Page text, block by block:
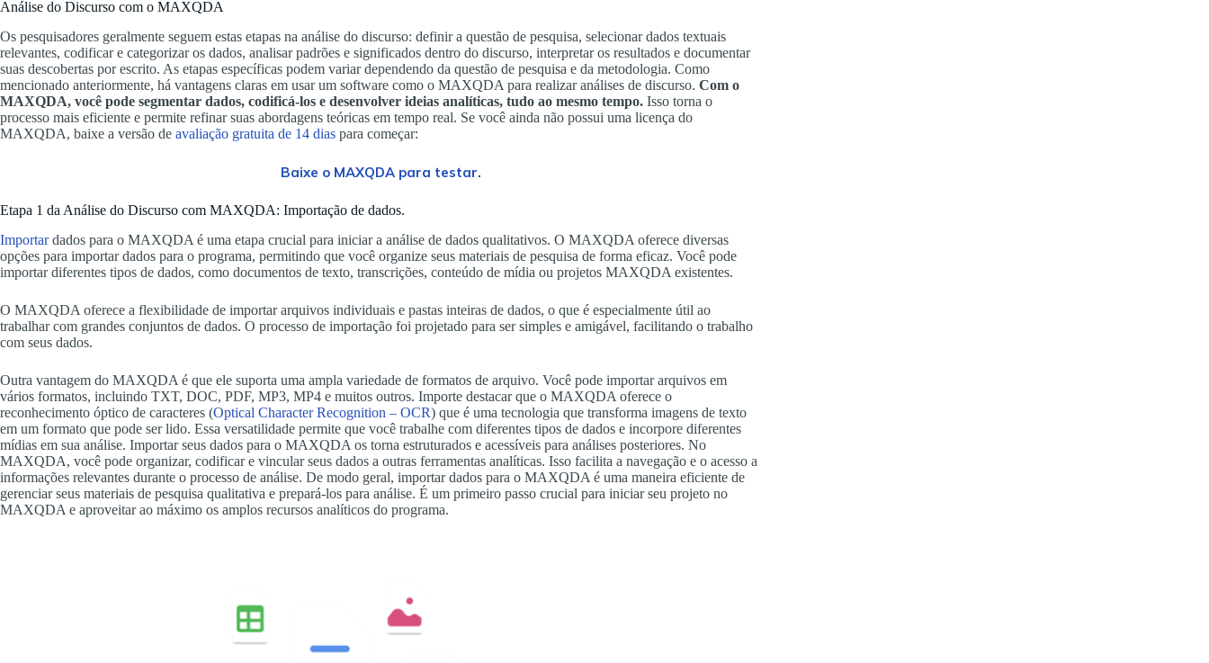
Análise do Discurso com o MAXQDA
Os pesquisadores geralmente seguem estas etapas na análise do discurso: definir a questão de pesquisa, selecionar dados textuais
relevantes, codificar e categorizar os dados, analisar padrões e significados dentro do discurso, interpretar os resultados e documentar
suas descobertas por escrito. As etapas específicas podem variar dependendo da questão de pesquisa e da metodologia. Como
mencionado anteriormente, há vantagens claras em usar um software como o MAXQDA para realizar análises de discurso. Com o
MAXQDA, você pode segmentar dados, codificá-los e desenvolver ideias analíticas, tudo ao mesmo tempo. Isso torna o
processo mais eficiente e permite refinar suas abordagens teóricas em tempo real. Se você ainda não possui uma licença do
MAXQDA, baixe a versão de avaliação gratuita de 14 dias para começar:
Baixe o MAXQDA para testar.
Etapa 1 da Análise do Discurso com MAXQDA: Importação de dados.
Importardados para o MAXQDA é uma etapa crucial para iniciar a análise de dados qualitativos. O MAXQDA oferece diversas
opções para importar dados para o programa, permitindo que você organize seus materiais de pesquisa de forma eficaz. Você pode
importar diferentes tipos de dados, como documentos de texto, transcrições, conteúdo de mídia ou projetos MAXQDA existentes.
O MAXQDA oferece a flexibilidade de importar arquivos individuais e pastas inteiras de dados, o que é especialmente útil ao
trabalhar com grandes conjuntos de dados. O processo de importação foi projetado para ser simples e amigável, facilitando o trabalho
com seus dados.
Outra vantagem do MAXQDA é que ele suporta uma ampla variedade de formatos de arquivo. Você pode importar arquivos em
vários formatos, incluindo TXT, DOC, PDF, MP3, MP4 e muitos outros. Importe destacar que o MAXQDA oferece o
reconhecimento óptico de caracteres (Optical Character Recognition – OCR) que é uma tecnologia que transforma imagens de texto
em um formato que pode ser lido. Essa versatilidade permite que você trabalhe com diferentes tipos de dados e incorpore diferentes
mídias em sua análise. Importar seus dados para o MAXQDA os torna estruturados e acessíveis para análises posteriores. No
MAXQDA, você pode organizar, codificar e vincular seus dados a outras ferramentas analíticas. Isso facilita a navegação e o acesso a
informações relevantes durante o processo de análise. De modo geral, importar dados para o MAXQDA é uma maneira eficiente de
gerenciar seus materiais de pesquisa qualitativa e prepará-los para análise. É um primeiro passo crucial para iniciar seu projeto no
MAXQDA e aproveitar ao máximo os amplos recursos analíticos do programa.